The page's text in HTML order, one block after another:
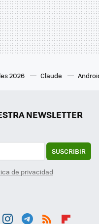
2026 Claude
NEWSLETTER
SUSCRIBIR
de privacidad